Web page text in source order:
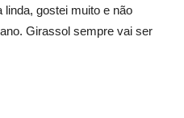
gostei muito e não
Girassol sempre vai ser